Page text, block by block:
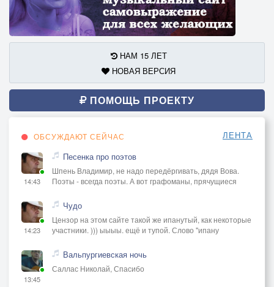
НАМ 15 ЛЕТ
НОВАЯ ВЕРСИЯ
ПОМОЩЬ ПРОЕКТУ
ОБСУЖДАЮТ СЕЙЧАС ЛЕНТА
14:43
Песенка про поэтов
Шпень Владимир, не надо передёргивать, дядя Вова.
Поэты - всегда поэты. А вот графоманы, прячущиеся
14:23
Чудо
Цензор на этом сайте такой же ипанутый, как некоторые
участники. ))) ыыыы. ещё и тупой. Слово "ипану
13:45
Вальпургиевская ночь
Саллас Николай, Спасибо